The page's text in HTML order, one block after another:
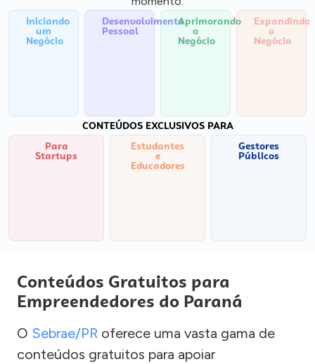
Iniciando
um
Negócio
Desenvolvimento
Pessoal
Aprimorando
o
Negócio
Expandindo
o
Negócio
CONTEÚDOS EXCLUSIVOS PARA
Para
Startups
Estudantes
e
Educadores
Gestores
Públicos
Conteúdos Gratuitos para
Empreendedores do Paraná
O Sebrae/PR oferece uma vasta gama de
conteúdos gratuitos para apoiar